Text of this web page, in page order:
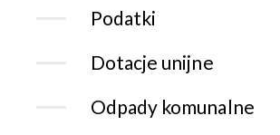
Podatki
Dotacje unijne
Odpady komunalne